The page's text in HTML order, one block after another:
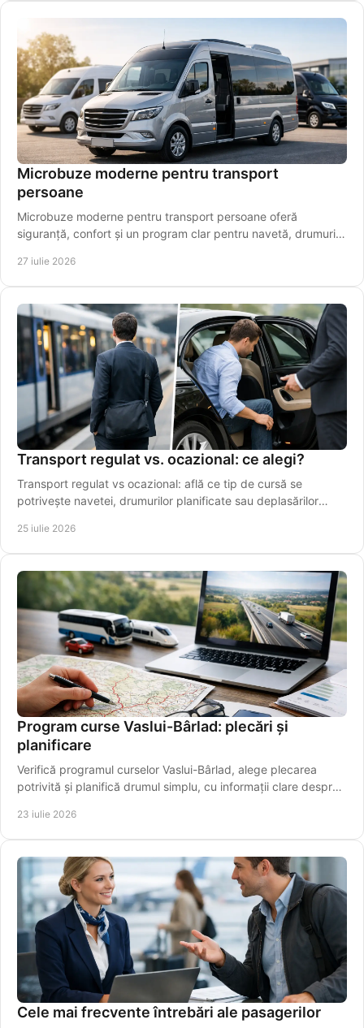
Microbuze moderne pentru transport
persoane
Microbuze moderne pentru transport persoane oferă
siguranță, confort și un program clar pentru navetă, drumuri
27 iulie 2026
Transport regulat vs. ocazional: ce alegi?
Transport regulat vs ocazional: află ce tip de cursă se
potrivește navetei, drumurilor planificate sau deplasărilor
25 iulie 2026
Program curse Vaslui-Bârlad: plecări și
planificare
Verifică programul curselor Vaslui-Bârlad, alege plecarea
potrivită și planifică drumul simplu, cu informații clare despre
23 iulie 2026
Cele mai frecvente întrebări ale pasagerilor